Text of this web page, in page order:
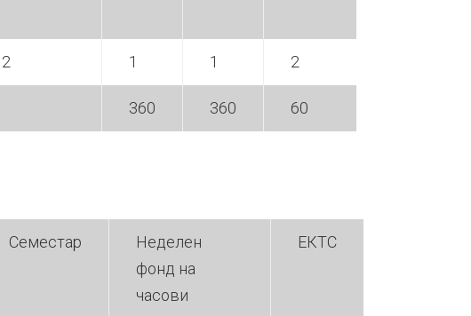
2 1 1 2
360 360 60
Семестар
Неделен
фонд на
часови
ЕКТС